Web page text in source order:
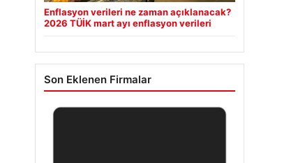
Enflasyon verileri ne zaman açıklanacak?
2026 TÜİK mart ayı enflasyon verileri
Son Eklenen Firmalar